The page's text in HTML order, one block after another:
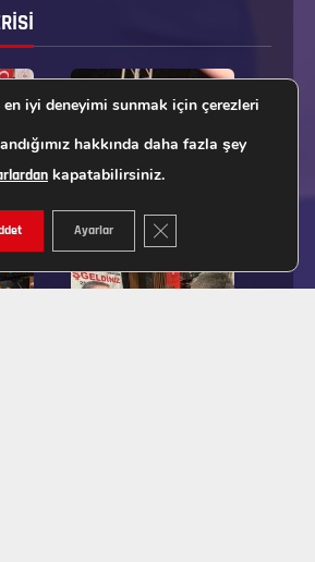
iyi deneyimi sunmak için çerezleri
hakkında daha fazla şey
kapatabilirsiniz.
Ayarlar GDPR ÇEREZ ŞERIDINI